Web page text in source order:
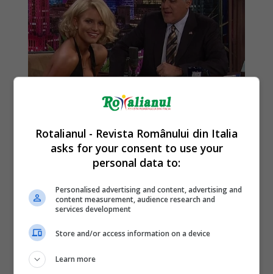
Rotalianul - Revista Românului din Italia
asks for your consent to use your
personal data to:
Personalised advertising and content, advertising and
content measurement, audience research and
services development
Store and/or access information on a device
Learn more